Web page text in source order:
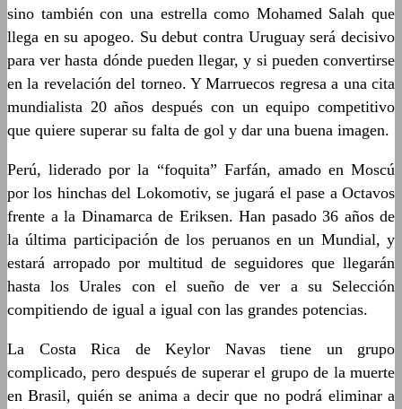
sino también con una estrella como Mohamed Salah que
llega en su apogeo. Su debut contra Uruguay será decisivo
para ver hasta dónde pueden llegar, y si pueden convertirse
en la revelación del torneo. Y Marruecos regresa a una cita
mundialista 20 años después con un equipo competitivo
que quiere superar su falta de gol y dar una buena imagen.
Perú, liderado por la “foquita” Farfán, amado en Moscú
por los hinchas del Lokomotiv, se jugará el pase a Octavos
frente a la Dinamarca de Eriksen. Han pasado 36 años de
la última participación de los peruanos en un Mundial, y
estará arropado por multitud de seguidores que llegarán
hasta los Urales con el sueño de ver a su Selección
compitiendo de igual a igual con las grandes potencias.
La Costa Rica de Keylor Navas tiene un grupo
complicado, pero después de superar el grupo de la muerte
en Brasil, quién se anima a decir que no podrá eliminar a